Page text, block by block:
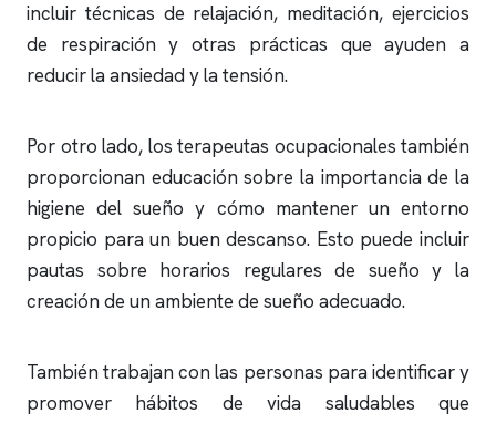
incluir técnicas de relajación, meditación, ejercicios
de respiración y otras prácticas que ayuden a
reducir la ansiedad y la tensión.
Por otro lado, los terapeutas ocupacionales también
proporcionan educación sobre la importancia de la
higiene del sueño y cómo mantener un entorno
propicio para un buen descanso. Esto puede incluir
pautas sobre horarios regulares de sueño y la
creación de un ambiente de sueño adecuado.
También trabajan con las personas para identificar y
promover hábitos de vida saludables que